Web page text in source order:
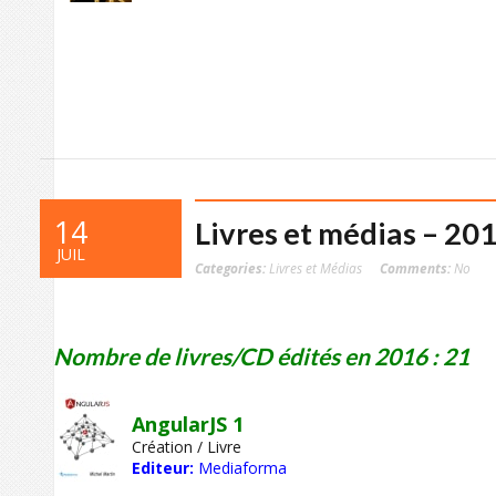
14
JUIL
Livres et médias –
Categories: Livres et Médias Comments: No
Nombre de livres/CD édités en 2016 : 21
AngularJS 1
Création / Livre
Editeur: Mediaforma